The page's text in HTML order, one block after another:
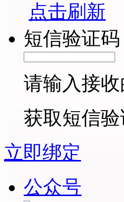
点击刷新
短信验证码
请输入接
获取短信
立即绑定
公众号